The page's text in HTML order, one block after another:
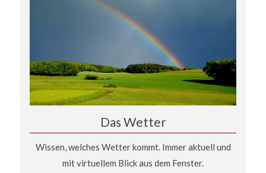
Das Wetter
Wissen, welches Wetter kommt. Immer aktuell und
mit virtuellem Blick aus dem Fenster.